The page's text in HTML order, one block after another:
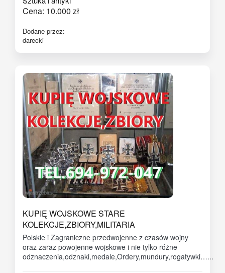
Cena: 10.000 zł
Dodane przez:
darecki
KUPIĘ WOJSKOWE STARE
KOLEKCJE,ZBIORY,MILITARIA
Polskie i Zagraniczne przedwojenne z czasów wojny
oraz zaraz powojenne wojskowe i nie tylko różne
odznaczenia,odznaki,medale,Ordery,mundury,rogatywki…...